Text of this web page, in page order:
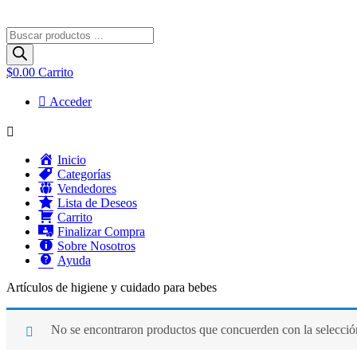
Búsqueda
de
productos
$0.00 Carrito
Acceder
Menú
Inicio
Categorías
Vendedores
Lista de Deseos
Carrito
Finalizar Compra
Sobre Nosotros
Ayuda
Artículos de higiene y cuidado para bebes
No se encontraron productos que concuerden con la